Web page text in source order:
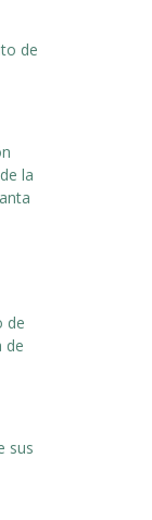
de
la
de
de
sus